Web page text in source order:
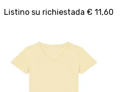
Listino su richiestada € 11,60